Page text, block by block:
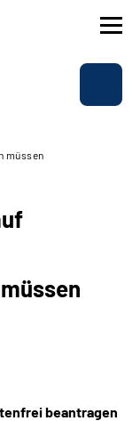
müssen
beantragen